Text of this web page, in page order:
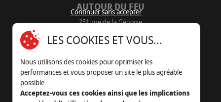
AUTOUR DU FEU
251 rue de la Génoise
05 45 22 98 09
Nous envoyer un e-mail
Continuer sans accepter
LES COOKIES ET VOUS...
Nous utilisons des cookies pour optimiser les
performances et vous proposer un site le plus agréable
possible.
Acceptez-vous ces cookies ainsi que les implications